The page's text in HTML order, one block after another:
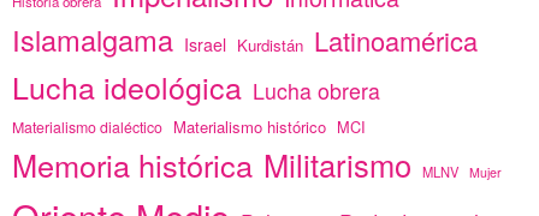
Islamalgama Israel Kurdistán Latinoamérica
Lucha ideológica Lucha obrera
Materialismo dialéctico Materialismo histórico MCI
Memoria histórica Militarismo MLNV Mujer